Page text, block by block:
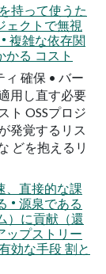
持って使うた
ェクトで無視
複雑な依存関
かる コスト
確保 • バー
用し直す必要
ト OSSプロジ
発覚するリス
どを抱えるリ
、直接的な課
• 源泉である
）に貢献（還
ップストリー
効な手段 割と